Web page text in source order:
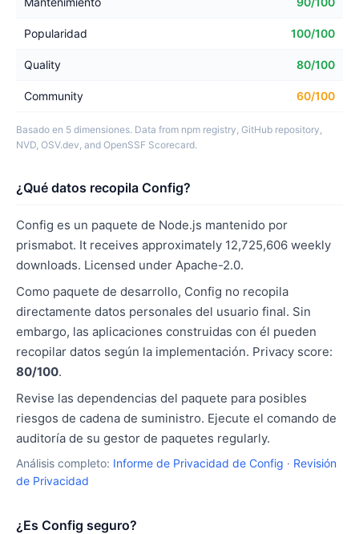
Popularidad 100/100
Quality 80/100
Community 60/100
Basado en 5 dimensiones. Data from npm registry, GitHub repository,
NVD, OSV.dev, and OpenSSF Scorecard.
¿Qué datos recopila Config?
Config es un paquete de Node.js mantenido por
prismabot. It receives approximately 12,725,606 weekly
downloads. Licensed under Apache-2.0.
Como paquete de desarrollo, Config no recopila
directamente datos personales del usuario final. Sin
embargo, las aplicaciones construidas con él pueden
recopilar datos según la implementación. Privacy score:
80/100.
Revise las dependencias del paquete para posibles
riesgos de cadena de suministro. Ejecute el comando de
auditoría de su gestor de paquetes regularly.
Análisis completo: Informe de Privacidad de Config · Revisión
de Privacidad
¿Es Config seguro?